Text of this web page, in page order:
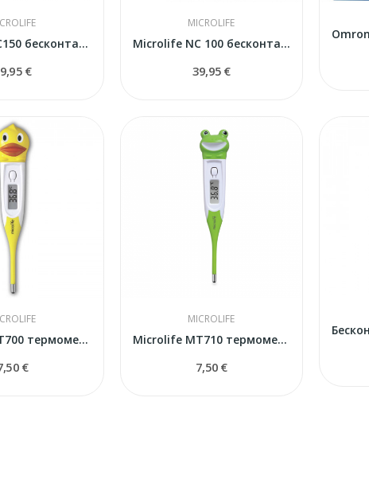
Microlife NC150 бесконтактный термометр
€
MICROLIFE
Microlife NC 100 бесконтактный термометр
39,95 €
Microlife MT700 термометр электронный
€
MICROLIFE
Microlife MT710 термометр электронный
7,50 €